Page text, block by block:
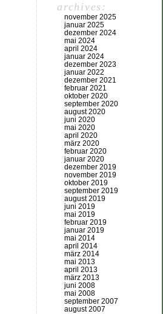
archives:
november 2025
januar 2025
dezember 2024
mai 2024
april 2024
januar 2024
dezember 2023
januar 2022
dezember 2021
februar 2021
oktober 2020
september 2020
august 2020
juni 2020
mai 2020
april 2020
märz 2020
februar 2020
januar 2020
dezember 2019
november 2019
oktober 2019
september 2019
august 2019
juni 2019
mai 2019
februar 2019
januar 2019
mai 2014
april 2014
märz 2014
mai 2013
april 2013
märz 2013
juni 2008
mai 2008
september 2007
august 2007